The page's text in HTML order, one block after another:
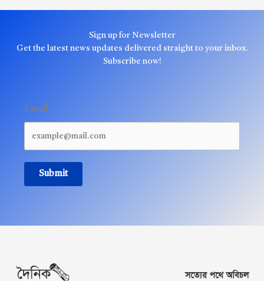
Sign up for Newsletter
Get the latest news updates delivered straight to your inbox.
Subscribe now!
Email
Submit